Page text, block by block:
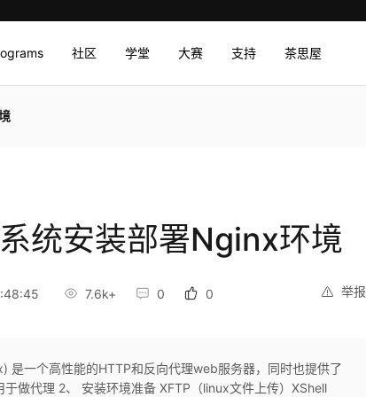
社区 学堂 大赛 支持 茶思屋
统安装部署Nginx环境
举报
7.6k+ 0 0
一个高性能的HTTP和反向代理web服务器，同时也提供了
做代理 2、 安装环境准备 XFTP（linux文件上传）XShell